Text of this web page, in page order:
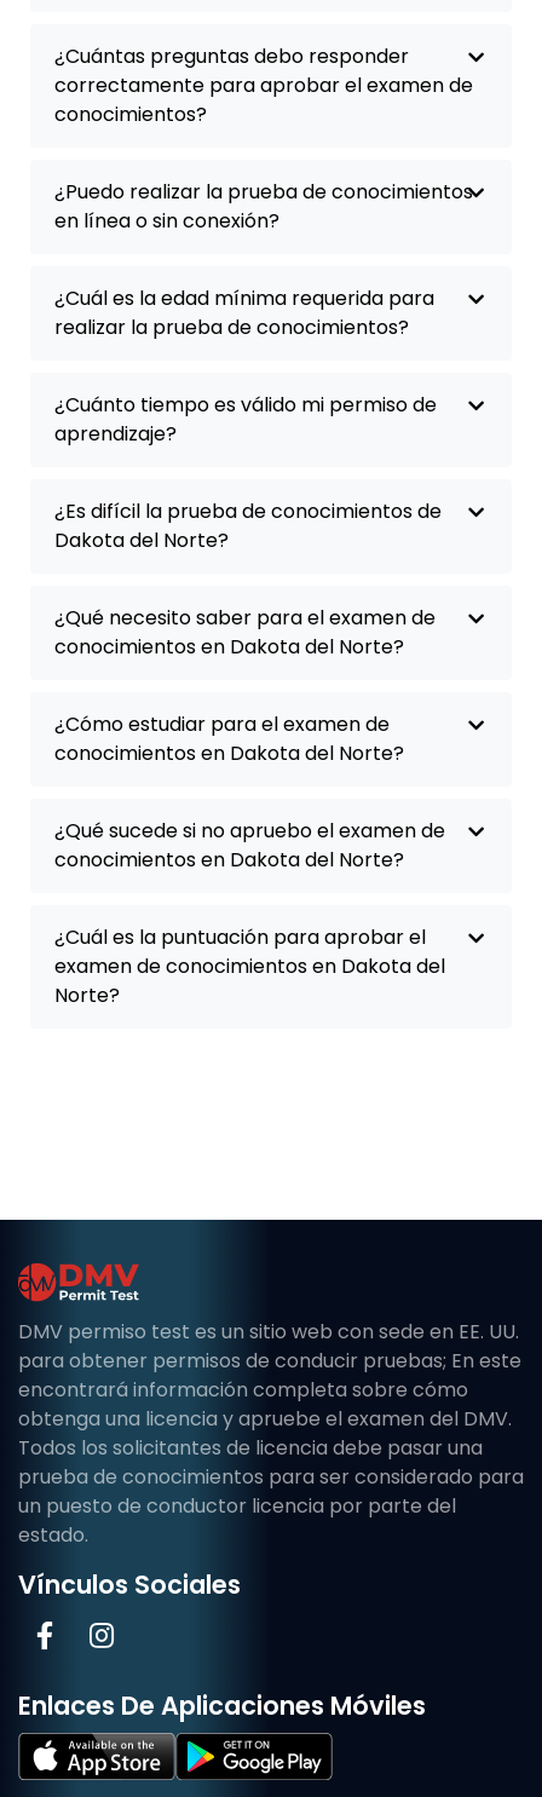
¿Cuántas preguntas debo responder
correctamente para aprobar el examen de
conocimientos?
¿Puedo realizar la prueba de conocimientos
en línea o sin conexión?
¿Cuál es la edad mínima requerida para
realizar la prueba de conocimientos?
¿Cuánto tiempo es válido mi permiso de
aprendizaje?
¿Es difícil la prueba de conocimientos de
Dakota del Norte?
¿Qué necesito saber para el examen de
conocimientos en Dakota del Norte?
¿Cómo estudiar para el examen de
conocimientos en Dakota del Norte?
¿Qué sucede si no apruebo el examen de
conocimientos en Dakota del Norte?
¿Cuál es la puntuación para aprobar el
examen de conocimientos en Dakota del
Norte?
DMV permiso test es un sitio web con sede en EE. UU.
para obtener permisos de conducir pruebas; En este
encontrará información completa sobre cómo
obtenga una licencia y apruebe el examen del DMV.
Todos los solicitantes de licencia debe pasar una
prueba de conocimientos para ser considerado para
un puesto de conductor licencia por parte del
estado.
Vínculos Sociales
Enlaces De Aplicaciones Móviles